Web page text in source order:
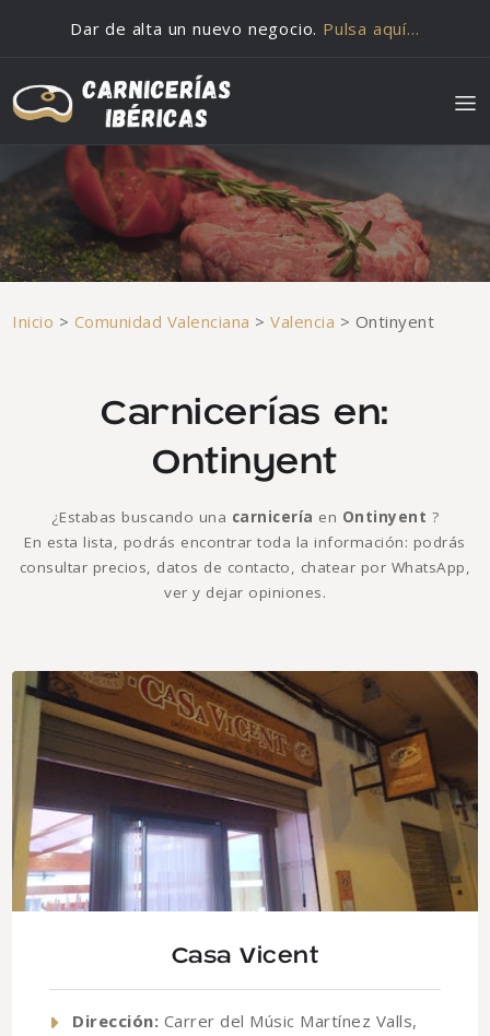
Dar de alta un nuevo negocio. Pulsa aquí…
Inicio > Comunidad Valenciana >Valencia > Ontinyent
Carnicerías en:
Ontinyent
¿Estabas buscando una carnicería en Ontinyent ?
En esta lista, podrás encontrar toda la información: podrás
consultar precios, datos de contacto, chatear por WhatsApp,
ver y dejar opiniones.
Casa Vicent
Dirección: Carrer del Músic Martínez Valls,